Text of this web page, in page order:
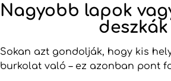
Nagyobb lapok
deszkák
Sokan azt gondolják, hogy kis
burkolat való – ez azonban pont